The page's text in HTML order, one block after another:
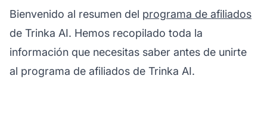
Bienvenido al resumen del programa de afiliados
de Trinka AI. Hemos recopilado toda la
información que necesitas saber antes de unirte
al programa de afiliados de Trinka AI.